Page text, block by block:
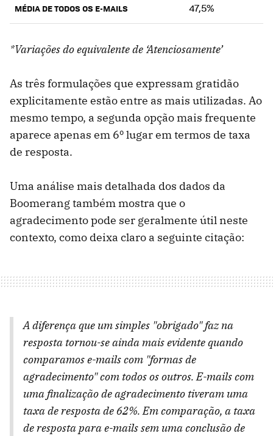
MÉDIA DE TODOS OS E-MAILS 47,5%
*Variações do equivalente de ‘Atenciosamente’
As três formulações que expressam gratidão
explicitamente estão entre as mais utilizadas. Ao
mesmo tempo, a segunda opção mais frequente
aparece apenas em 6º lugar em termos de taxa
de resposta.
Uma análise mais detalhada dos dados da
Boomerang também mostra que o
agradecimento pode ser geralmente útil neste
contexto, como deixa claro a seguinte citação:
A diferença que um simples "obrigado" faz na
resposta tornou-se ainda mais evidente quando
comparamos e-mails com "formas de
agradecimento" com todos os outros. E-mails com
uma finalização de agradecimento tiveram uma
taxa de resposta de 62%. Em comparação, a taxa
de resposta para e-mails sem uma conclusão de